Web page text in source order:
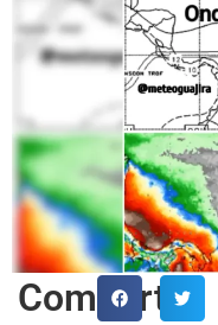
Comparte